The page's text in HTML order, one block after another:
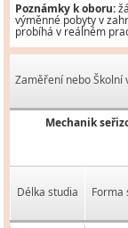
Poznámky k oboru:
výměnné pobyty v
probíhá v reálném
Zaměření nebo Školní
Mechanik
Délka studia Forma